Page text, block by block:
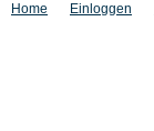
Home Einloggen